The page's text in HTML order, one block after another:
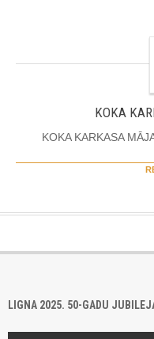
KOKA
KOKA KARKASA
LIGNA 2025. 50-GADU